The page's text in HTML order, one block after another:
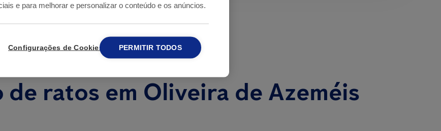
ratos em Oliveira de Azeméis
e para melhorar e personalizar o conteúdo e os anúncios.
Configurações de Cookies PERMITIR TODOS